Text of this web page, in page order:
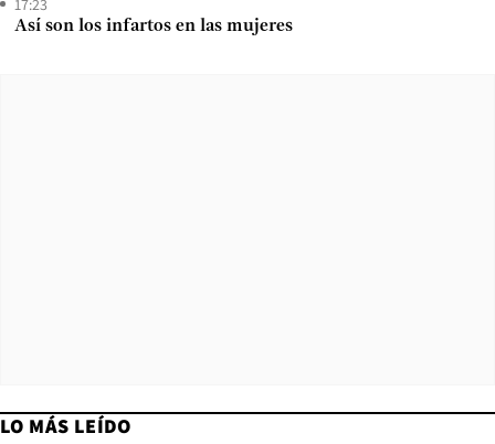
17:23
Así son los infartos en las mujeres
LO MÁS LEÍDO